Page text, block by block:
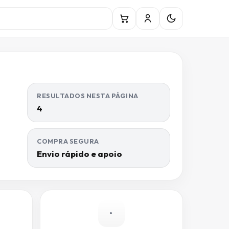
RESULTADOS NESTA PÁGINA
4
COMPRA SEGURA
Envio rápido e apoio
•